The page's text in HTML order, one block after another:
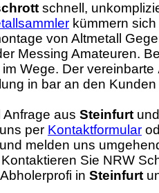
schnell,
kümmern sich
von Altmetall
Messing Amateuren.
Wege. Der vereinbarte
in bar an den
Anfrage aus Steinfurt
per Kontaktformular
melden uns
Sie NRW
in Steinfurt